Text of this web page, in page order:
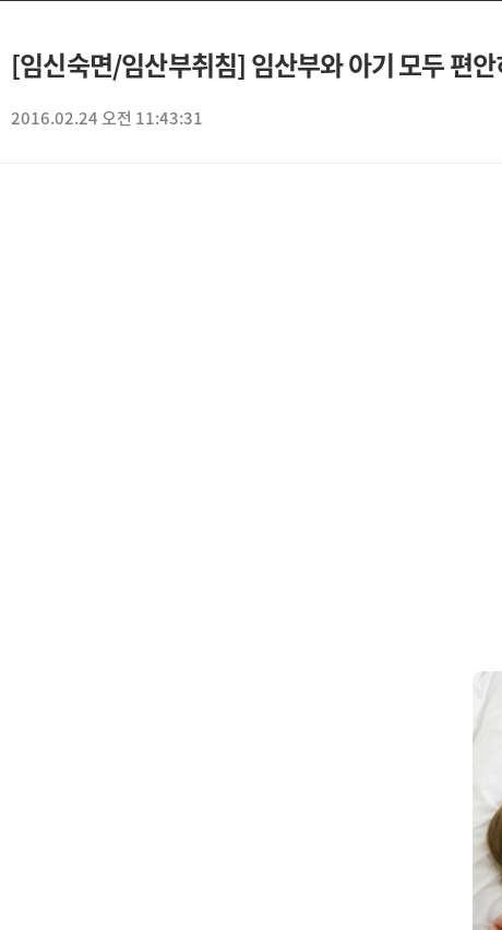
[임신숙면/임산부취침] 임산부와 아기 모두 편
2016.02.24 오전 11:43:31